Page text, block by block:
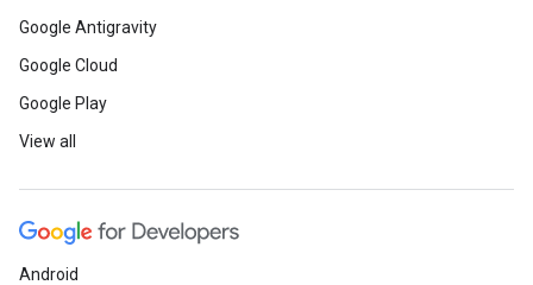
Google Antigravity
Google Cloud
Google Play
View all
Android